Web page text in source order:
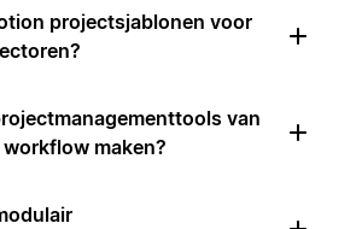
projectsjablonen voor
van
maken?